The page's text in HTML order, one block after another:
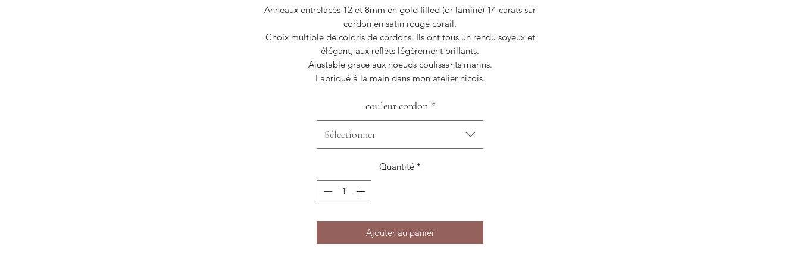
Anneaux entrelacés 12 et 8mm en gold filled (or laminé) 14 carats sur
cordon en satin rouge corail.
Choix multiple de coloris de cordons. Ils ont tous un rendu soyeux et
élégant, aux reflets légèrement brillants.
Ajustable grace aux noeuds coulissants marins.
Fabriqué à la main dans mon atelier nicois.
couleur cordon *
Sélectionner
Quantité *
Ajouter au panier